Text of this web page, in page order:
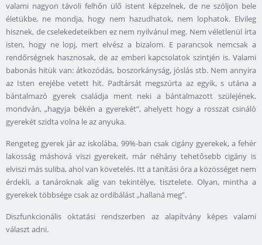
valami nagyon távoli felhőn ülő istent képzelnek, de ne szóljon bele
életükbe, ne mondja, hogy nem hazudhatok, nem lophatok. Elvileg
hisznek, de cselekedeteikben ez nem nyilvánul meg. Nem véletlenül írta
isten, hogy ne lopj, mert elvész a bizalom. E parancsok nemcsak a
rendőrségnek hasznosak, de az emberi kapcsolatok szintjén is. Valami
babonás hitük van: átkozódás, boszorkányság, jóslás stb. Nem annyira
az Isten erejébe vetett hit. Padtársát megszúrta az egyik, s utána a
bántalmazó gyerek családja ment neki a bántalmazott szülejének,
mondván, „hagyja békén a gyerekét”, ahelyett hogy a rosszat csináló
gyerekét szidta volna le az anyuka.
Rengeteg gyerek jár az iskolába, 99%-ban csak cigány gyerekek, a fehér
lakosság máshová viszi gyerekeit, már néhány tehetősebb cigány is
elviszi más suliba, ahol van követelés. Itt a tanítási óra a közösséget nem
érdekli, a tanároknak alig van tekintélye, tisztelete. Olyan, mintha a
gyerekek többsége csak az ordibálást „hallaná meg”.
Diszfunkcionális oktatási rendszerben az alapítvány képes valami
választ adni.